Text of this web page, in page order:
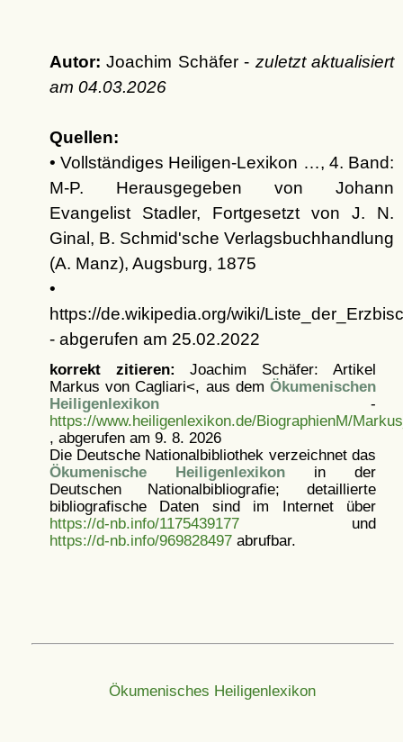
Autor: Joachim Schäfer - zuletzt aktualisiert
am 04.03.2026
Quellen:
• Vollständiges Heiligen-Lexikon …, 4. Band:
M-P. Herausgegeben von Johann
Evangelist Stadler, Fortgesetzt von J. N.
Ginal, B. Schmid'sche Verlagsbuchhandlung
(A. Manz), Augsburg, 1875
•
https://de.wikipedia.org/wiki/
- abgerufen am 25.02.2022
korrekt zitieren: Joachim Schäfer: Artikel
Markus von Cagliari<, aus dem Ökumenischen
Heiligenlexikon-
https://www.heiligenlexikon.de/BiographienM/
, abgerufen am 9. 8. 2026
Die Deutsche Nationalbibliothek verzeichnet das
Ökumenische Heiligenlexikonin der
Deutschen Nationalbibliografie; detaillierte
bibliografische Daten sind im Internet über
https://d-nb.info/1175439177und
https://d-nb.info/969828497abrufbar.
Ökumenisches Heiligenlexikon